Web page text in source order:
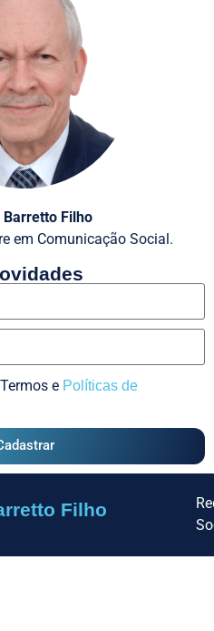
Barretto Filho
em Comunicação Social.
e Políticas de
Filho